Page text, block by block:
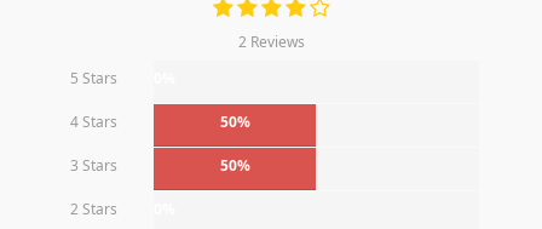
2 Reviews
5 Stars
4 Stars 50%
3 Stars 50%
2 Stars